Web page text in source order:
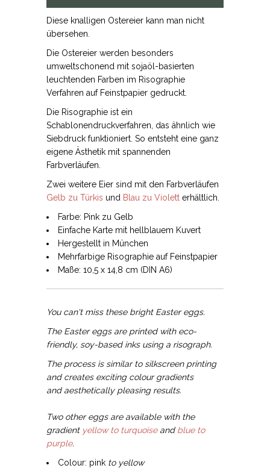
Diese knalligen Ostereier kann man nicht
übersehen.
Die Ostereier werden besonders
umweltschonend mit sojaöl-basierten
leuchtenden Farben im Risographie
Verfahren auf Feinstpapier gedruckt.
Die Risographie ist ein
Schablonendruckverfahren, das ähnlich wie
Siebdruck funktioniert. So entsteht eine ganz
eigene Ästhetik mit spannenden
Farbverläufen.
Zwei weitere Eier sind mit den Farbverläufen
Gelb zu Türkis und Blau zu Violett erhältlich.
Farbe: Pink zu Gelb
Einfache Karte mit hellblauem Kuvert
Hergestellt in München
Mehrfarbige Risographie auf Feinstpapier
Maße: 10,5 x 14,8 cm (DIN A6)
You can't miss these bright Easter eggs.
The Easter eggs are printed with eco-
friendly, soy-based inks using a risograph.
The process is similar to silkscreen printing
and creates exciting colour gradients
and aesthetically pleasing results.
Two other eggs are available with the
gradient yellow to turquoiseand blue to
purple.
Colour: pink to yellow